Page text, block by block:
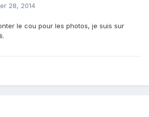
28, 2014
le cou pour les photos, je suis sur